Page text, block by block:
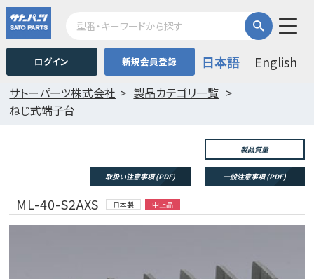
ログイン 新規会員登録 日本語 English
サトーパーツ株式会社
製品カテゴリ一覧
ねじ式端子台
製品質量
取扱い注意事項 (PDF) 一般注意事項 (PDF)
ML-40-S2AXS 日本製 中止品